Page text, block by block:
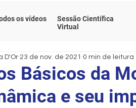
Básicos da
e seu
D'Or 23 de nov. de 2021 0 min de leitura
os vídeos
Sessão Científica
Virtual